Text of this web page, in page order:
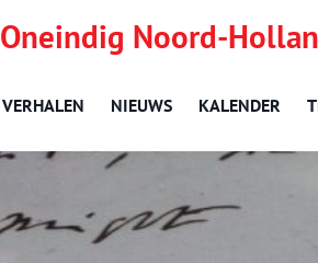
Oneindig Noord-
VERHALEN NIEUWS KALENDER